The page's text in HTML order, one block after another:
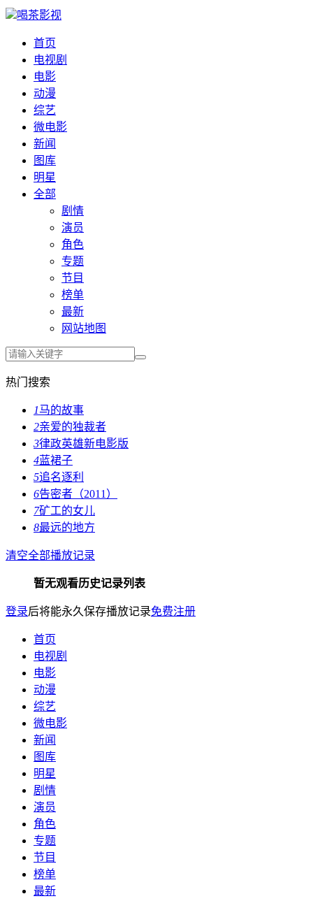
喝茶影视
首页
电视剧
电影
动漫
综艺
微电影
新闻
图库
明星
全部
剧情
演员
角色
专题
节目
榜单
最新
网站地图
热门搜索
1马的故事
2亲爱的独裁者
3律政英雄新电影版
4蓝裙子
5追名逐利
6告密者（2011）
7矿工的女儿
8最远的地方
清空全部播放记录
暂无观看历史记录列表
登录后将能永久保存播放记录免费注册
首页
电视剧
电影
动漫
综艺
微电影
新闻
图库
明星
剧情
演员
角色
专题
节目
榜单
最新